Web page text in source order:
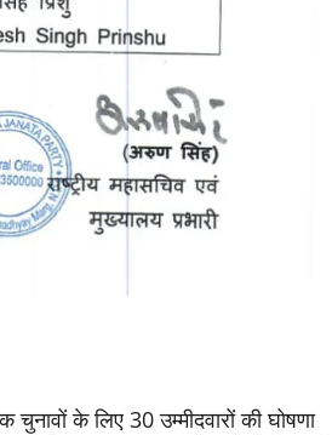
चुनावों के लिए 30 उम्मीदवारों की घोषणा